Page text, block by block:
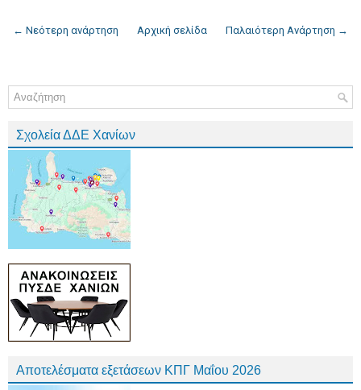
← Νεότερη ανάρτηση Παλαιότερη Ανάρτηση →
Αρχική σελίδα
Σχολεία ΔΔΕ Χανίων
Αποτελέσματα εξετάσεων ΚΠΓ Μαΐου 2026